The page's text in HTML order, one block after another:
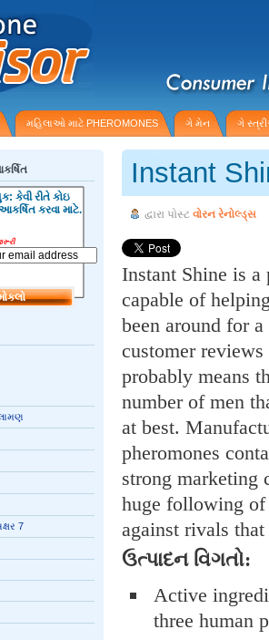
મહિલાઓ માટે PHEROMONES ગે મેન ગે
Instant
દ્વારા પોસ્ટ વોરન રેનોલ્ડ્સ
Instant Shine is a
capable of
been around for
customer
probably means
number of men
at best.
pheromones
strong marketing
huge following of
against rivals
ઉત્પાદન વિગતો:
Active
three human
કેવી રીતે કોઇ
કરવા માટે.
7